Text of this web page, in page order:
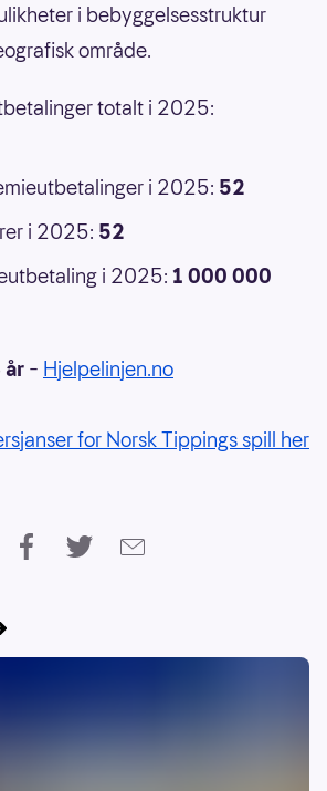
i bebyggelsesstruktur
område.
totalt i 2025:
i 2025: 52
i 2025: 52
i 2025: 1 000 000
år – Hjelpelinjen.no
for Norsk Tippings spill her